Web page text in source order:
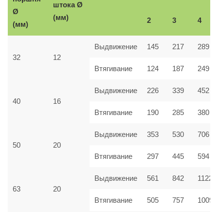
Ø
(мм)
штокаØ
(мм) 2 3 4
32 12
Выдвижение 145 217 289
Втягивание 124 187 249
40 16
Выдвижение 226 339 452
Втягивание 190 285 380
50 20
Выдвижение 353 530 706
Втягивание 297 445 594
63 20
Выдвижение 561 842 1122
Втягивание 505 757 1009